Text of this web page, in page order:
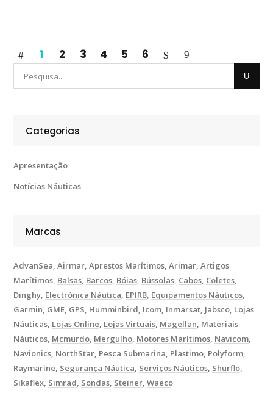
1 2 3 4 5 6
Categorias
Apresentação
Notícias Náuticas
Marcas
AdvanSea Airmar Aprestos Marítimos Arimar Artigos
Marítimos Balsas Barcos Bóias Bússolas Cabos Coletes
Dinghy Electrónica Náutica EPIRB Equipamentos Náuticos
Garmin GME GPS Humminbird Icom Inmarsat Jabsco Lojas
Náuticas Lojas Online Lojas Virtuais Magellan Materiais
Náuticos Mcmurdo Mergulho Motores Marítimos Navicom
Navionics NorthStar Pesca Submarina Plastimo Polyform
Raymarine Segurança Náutica Serviços Náuticos Shurflo
Sikaflex Simrad Sondas Steiner Waeco